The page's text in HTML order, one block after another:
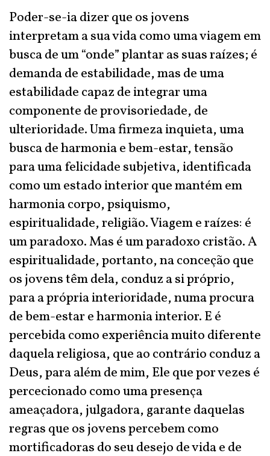
Poder-se-ia dizer que os jovens
interpretam a sua vida como uma viagem em
busca de um “onde” plantar as suas raízes; é
demanda de estabilidade, mas de uma
estabilidade capaz de integrar uma
componente de provisoriedade, de
ulterioridade. Uma firmeza inquieta, uma
busca de harmonia e bem-estar, tensão
para uma felicidade subjetiva, identificada
como um estado interior que mantém em
harmonia corpo, psiquismo,
espiritualidade, religião. Viagem e raízes: é
um paradoxo. Mas é um paradoxo cristão. A
espiritualidade, portanto, na conceção que
os jovens têm dela, conduz a si próprio,
para a própria interioridade, numa procura
de bem-estar e harmonia interior. E é
percebida como experiência muito diferente
daquela religiosa, que ao contrário conduz a
Deus, para além de mim, Ele que por vezes é
percecionado como uma presença
ameaçadora, julgadora, garante daquelas
regras que os jovens percebem como
mortificadoras do seu desejo de vida e de